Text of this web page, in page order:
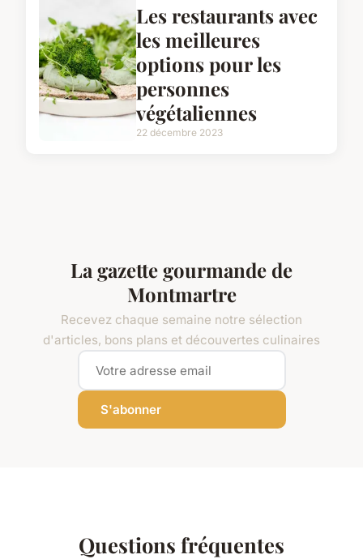
Les restaurants avec
les meilleures
options pour les
personnes
végétaliennes
22 décembre 2023
La gazette gourmande de
Montmartre
Recevez chaque semaine notre sélection
d'articles, bons plans et découvertes culinaires
S'abonner
Questions fréquentes